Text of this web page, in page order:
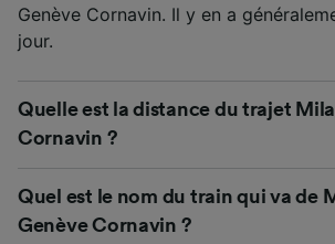
Genève Cornavin. Il y en a
jour.
Quelle est la distance du trajet
Cornavin ?
Quel est le nom du train qui va de
Genève Cornavin ?